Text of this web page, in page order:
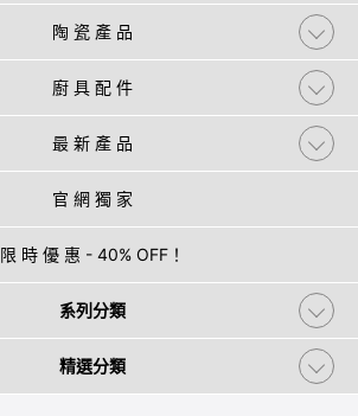
陶 瓷 產 品
廚 具 配 件
最 新 產 品
官 網 獨 家
限 時 優 惠 - 40% OFF！
系列分類
精選分類